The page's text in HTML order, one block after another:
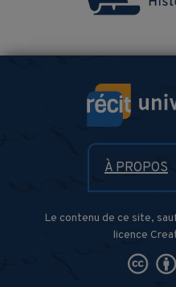
À PROPOS
Le contenu de ce site,
licence